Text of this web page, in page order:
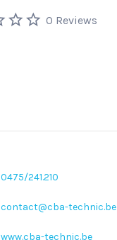
0 Reviews
0475/241.210
contact@cba-technic.be
www.cba-technic.be